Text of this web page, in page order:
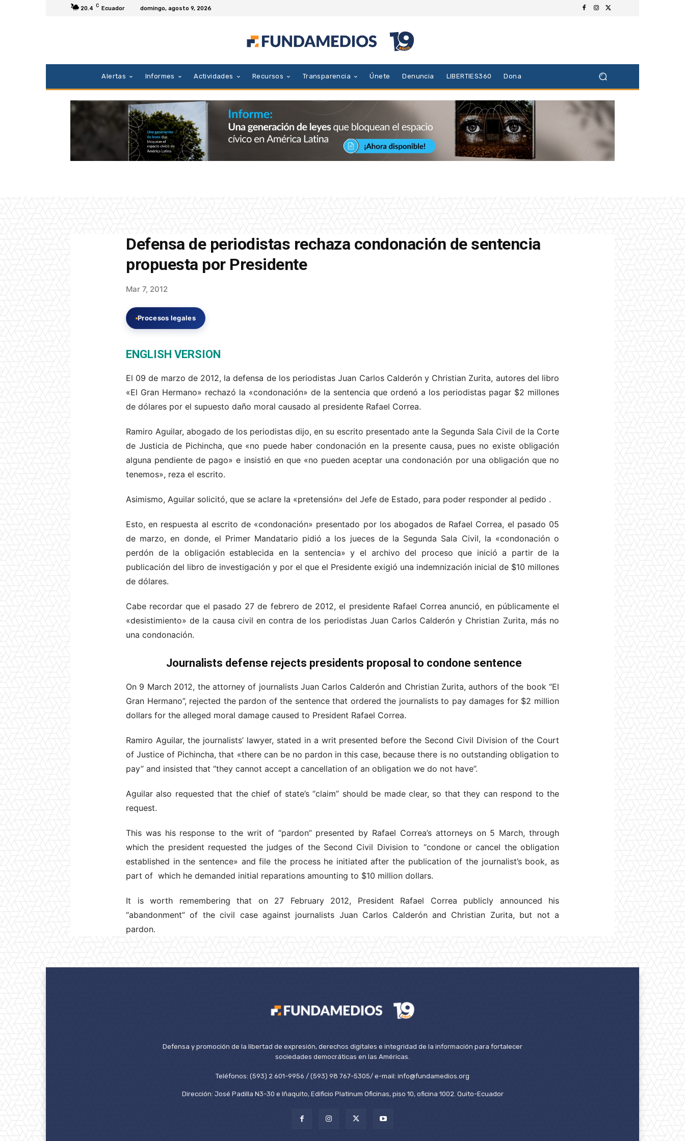
20.4 C Ecuador domingo, agosto 9, 2026
Alertas Informes Actividades Recursos Transparencia Únete Denuncia LIBERTIES360 Dona
Defensa de periodistas rechaza condonación de sentencia
propuesta por Presidente
Mar 7, 2012
Procesos legales
ENGLISH VERSION
El 09 de marzo de 2012, la defensa de los periodistas Juan Carlos Calderón y Christian Zurita, autores del libro
«El Gran Hermano» rechazó la «condonación» de la sentencia que ordenó a los periodistas pagar $2 millones
de dólares por el supuesto daño moral causado al presidente Rafael Correa.
Ramiro Aguilar, abogado de los periodistas dijo, en su escrito presentado ante la Segunda Sala Civil de la Corte
de Justicia de Pichincha, que «no puede haber condonación en la presente causa, pues no existe obligación
alguna pendiente de pago» e insistió en que «no pueden aceptar una condonación por una obligación que no
tenemos», reza el escrito.
Asimismo, Aguilar solicitó, que se aclare la «pretensión» del Jefe de Estado, para poder responder al pedido .
Esto, en respuesta al escrito de «condonación» presentado por los abogados de Rafael Correa, el pasado 05
de marzo, en donde, el Primer Mandatario pidió a los jueces de la Segunda Sala Civil, la «condonación o
perdón de la obligación establecida en la sentencia» y el archivo del proceso que inició a partir de la
publicación del libro de investigación y por el que el Presidente exigió una indemnización inicial de $10 millones
de dólares.
Cabe recordar que el pasado 27 de febrero de 2012, el presidente Rafael Correa anunció, en públicamente el
«desistimiento» de la causa civil en contra de los periodistas Juan Carlos Calderón y Christian Zurita, más no
una condonación.
Journalists defense rejects presidents proposal to condone sentence
On 9 March 2012, the attorney of journalists Juan Carlos Calderón and Christian Zurita, authors of the book “El
Gran Hermano”, rejected the pardon of the sentence that ordered the journalists to pay damages for $2 million
dollars for the alleged moral damage caused to President Rafael Correa.
Ramiro Aguilar, the journalists’ lawyer, stated in a writ presented before the Second Civil Division of the Court
of Justice of Pichincha, that «there can be no pardon in this case, because there is no outstanding obligation to
pay” and insisted that “they cannot accept a cancellation of an obligation we do not have”.
Aguilar also requested that the chief of state’s “claim” should be made clear, so that they can respond to the
request.
This was his response to the writ of “pardon” presented by Rafael Correa’s attorneys on 5 March, through
which the president requested the judges of the Second Civil Division to “condone or cancel the obligation
established in the sentence» and file the process he initiated after the publication of the journalist’s book, as
part of which he demanded initial reparations amounting to $10 million dollars.
It is worth remembering that on 27 February 2012, President Rafael Correa publicly announced his
“abandonment” of the civil case against journalists Juan Carlos Calderón and Christian Zurita, but not a
pardon.
Defensa y promoción de la libertad de expresión, derechos digitales e integridad de la información para fortalecer
sociedades democráticas en las Américas.
Teléfonos: (593) 2 601-9956 / (593) 98 767-5305/ e-mail: info@fundamedios.org
Dirección: José Padilla N3-30 e Iñaquito, Edificio Platinum Oficinas, piso 10, oficina 1002. Quito-Ecuador